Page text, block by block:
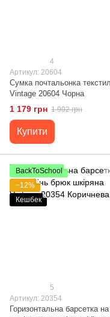
4
Артикул: 20604
Сумка почтальонка
Vintage 20604 Чорна
1 179 грн 1 902 грн
Купити
BackToSchool
−12%
Кешбек
5
Артикул: 20354
Горизонтальна барсетка на